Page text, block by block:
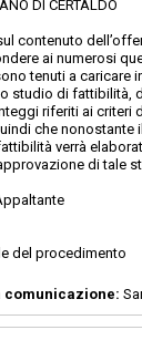
DI CERTALDO
contenuto
ai numerosi
tenuti a caricare
studio di fattibilità,
riferiti ai criteri
che
verrà
di tale
del procedimento
comunicazione: